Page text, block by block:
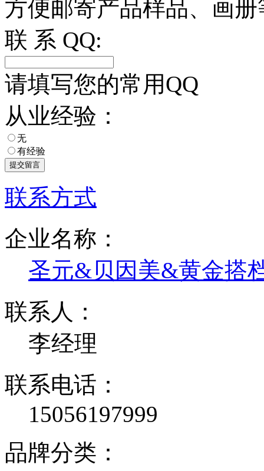
方便邮寄产品样品、画
联 系 QQ:
请填写您的常用QQ
从业经验：
无
有经验
联系方式
企业名称：
圣元&贝因美&黄金搭
联系人：
李经理
联系电话：
15056197999
品牌分类：